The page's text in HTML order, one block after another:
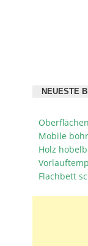
NEUESTE
Mobile
Holz
Flachbett